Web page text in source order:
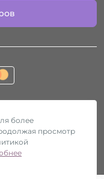
более
просмотр